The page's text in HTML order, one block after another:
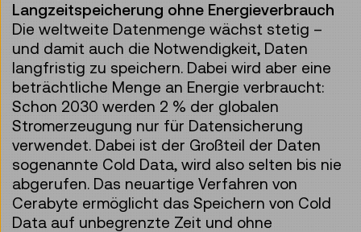
Langzeitspeicherung ohne Energieverbrauch
Die weltweite Datenmenge wächst stetig –
und damit auch die Notwendigkeit, Daten
langfristig zu speichern. Dabei wird aber eine
beträchtliche Menge an Energie verbraucht:
Schon 2030 werden 2 % der globalen
Stromerzeugung nur für Datensicherung
verwendet. Dabei ist der Großteil der Daten
sogenannte Cold Data, wird also selten bis nie
abgerufen. Das neuartige Verfahren von
Cerabyte ermöglicht das Speichern von Cold
Data auf unbegrenzte Zeit und ohne